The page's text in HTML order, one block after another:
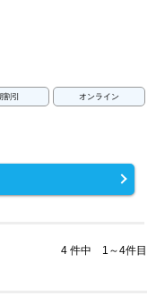
割引 オンライン
4 件中 1～4件目